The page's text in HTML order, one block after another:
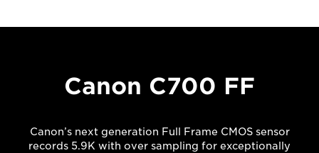
Canon C700 FF
Canon’s next generation Full Frame CMOS sensor
records 5.9K with over sampling for exceptionally